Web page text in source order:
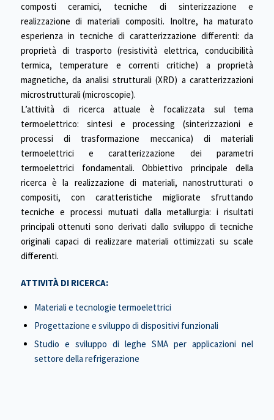
composti ceramici, tecniche di sinterizzazione e
realizzazione di materiali compositi. Inoltre, ha maturato
esperienza in tecniche di caratterizzazione differenti: da
proprietà di trasporto (resistività elettrica, conducibilità
termica, temperature e correnti critiche) a proprietà
magnetiche, da analisi strutturali (XRD) a caratterizzazioni
microstrutturali (microscopie).
L’attività di ricerca attuale è focalizzata sul tema
termoelettrico: sintesi e processing (sinterizzazioni e
processi di trasformazione meccanica) di materiali
termoelettrici e caratterizzazione dei parametri
termoelettrici fondamentali. Obbiettivo principale della
ricerca è la realizzazione di materiali, nanostrutturati o
compositi, con caratteristiche migliorate sfruttando
tecniche e processi mutuati dalla metallurgia: i risultati
principali ottenuti sono derivati dallo sviluppo di tecniche
originali capaci di realizzare materiali ottimizzati su scale
differenti.
ATTIVITÀ DI RICERCA:
Materiali e tecnologie termoelettrici
Progettazione e sviluppo di dispositivi funzionali
Studio e sviluppo di leghe SMA per applicazioni nel
settore della refrigerazione